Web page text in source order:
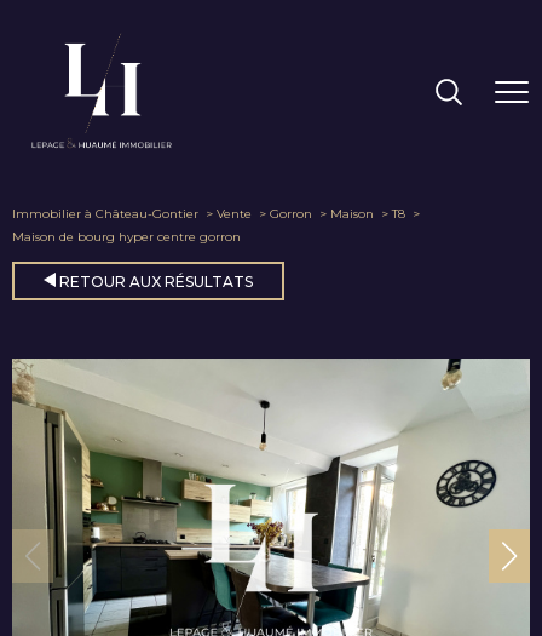
Immobilier à Château-Gontier Vente Gorron Maison
T8
Maison de bourg hyper centre gorron
RETOUR AUX RÉSULTATS